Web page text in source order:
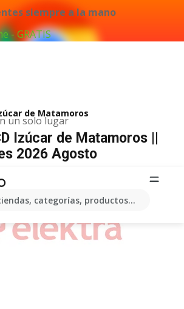
siempre a la mano
- GRATIS
un solo lugar
categorías, productos...
de Matamoros
Izúcar de Matamoros ||
2026 Agosto